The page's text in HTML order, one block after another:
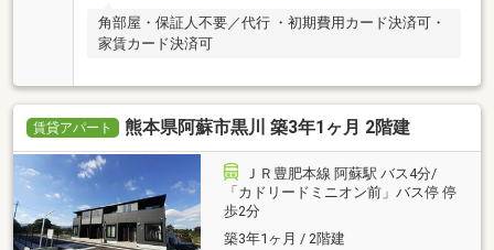
角部屋・保証人不要／代行 ・初期費用カード決済可・
家賃カード決済可
賃貸アパート 熊本県阿蘇市黒川 築3年1ヶ月 2階建
ＪＲ豊肥本線 阿蘇駅 バス4分/
「カドリードミニオン前」バス停 停
歩2分
築3年1ヶ月 / 2階建